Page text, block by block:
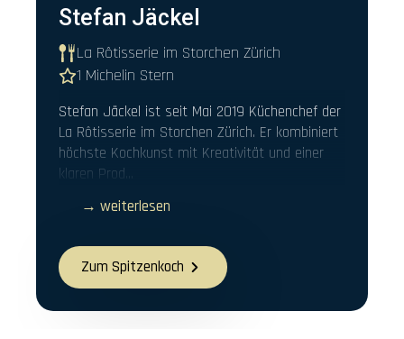
Stefan Jäckel
La Rôtisserie im Storchen Zürich
1 Michelin Stern
Stefan Jäckel ist seit Mai 2019 Küchenchef der
La Rôtisserie im Storchen Zürich. Er kombiniert
höchste Kochkunst mit Kreativität und einer
klaren Prod...
→ weiterlesen
Zum Spitzenkoch